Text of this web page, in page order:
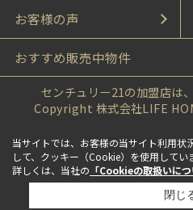
お客様の声
おすすめ販売中物件
センチュリー21の加盟店は
Copyright 株式会社LIFE
当サイトでは、お客様の当サイト利用状
して、クッキー（Cookie）を使用してい
詳しくは、当社の 「Cookieの取扱いにつ
閉じ